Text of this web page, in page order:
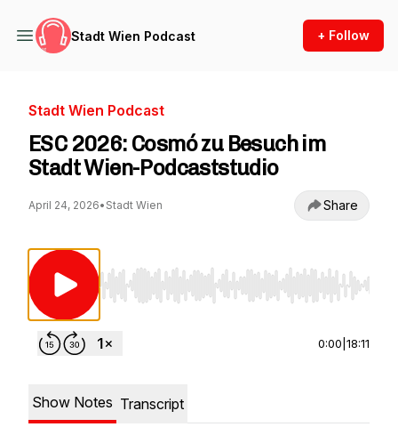
Stadt Wien Podcast + Follow
Stadt Wien Podcast
ESC 2026: Cosmó zu Besuch im
Stadt Wien-Podcaststudio
April 24, 2026• Stadt Wien Share
Use Left/Right to seek, Home/End to jump to
0:00 18:11
Show Notes Transcript